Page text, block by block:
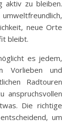
aktiv zu bleiben.
neue Orte
bleibt.
es jedem,
Vorlieben und
Radtouren
anspruchsvollen
Die richtige
um